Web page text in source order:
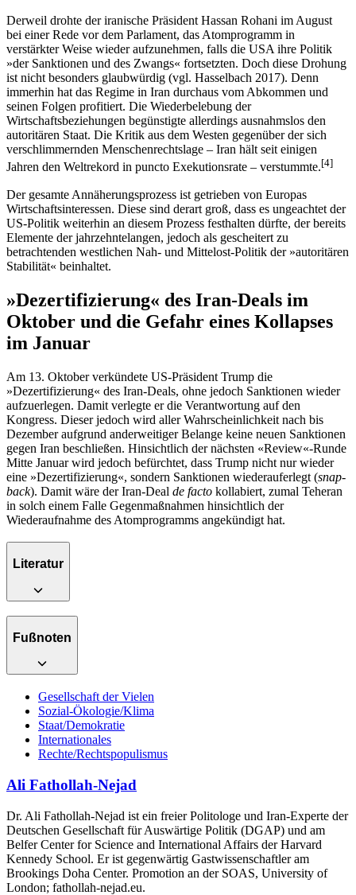
Derweil drohte der iranische Präsident Hassan Rohani im August
bei einer Rede vor dem Parlament, das Atomprogramm in
verstärkter Weise wieder aufzunehmen, falls die USA ihre Politik
»der Sanktionen und des Zwangs« fortsetzten. Doch diese Drohung
ist nicht besonders glaubwürdig (vgl. Hasselbach 2017). Denn
immerhin hat das Regime in Iran durchaus vom Abkommen und
seinen Folgen profitiert. Die Wiederbelebung der
Wirtschaftsbeziehungen begünstigte allerdings ausnahmslos den
autoritären Staat. Die Kritik aus dem Westen gegenüber der sich
verschlimmernden Menschenrechtslage – Iran hält seit einigen
Jahren den Weltrekord in puncto Exekutionsrate – verstummte.[4]
Der gesamte Annäherungsprozess ist getrieben von Europas
Wirtschaftsinteressen. Diese sind derart groß, dass es ungeachtet der
US-Politik weiterhin an diesem Prozess festhalten dürfte, der bereits
Elemente der jahrzehntelangen, jedoch als gescheitert zu
betrachtenden westlichen Nah- und Mittelost-Politik der »autoritären
Stabilität« beinhaltet.
»Dezertifizierung« des Iran-Deals im
Oktober und die Gefahr eines Kollapses
im Januar
Am 13. Oktober verkündete US-Präsident Trump die
»Dezertifizierung« des Iran-Deals, ohne jedoch Sanktionen wieder
aufzuerlegen. Damit verlegte er die Verantwortung auf den
Kongress. Dieser jedoch wird aller Wahrscheinlichkeit nach bis
Dezember aufgrund anderweitiger Belange keine neuen Sanktionen
gegen Iran beschließen. Hinsichtlich der nächsten «Review«-Runde
Mitte Januar wird jedoch befürchtet, dass Trump nicht nur wieder
eine »Dezertifizierung«, sondern Sanktionen wiederauferlegt (snap-
back). Damit wäre der Iran-Deal de facto kollabiert, zumal Teheran
in solch einem Falle Gegenmaßnahmen hinsichtlich der
Wiederaufnahme des Atomprogramms angekündigt hat.
Literatur
Fußnoten
Gesellschaft der Vielen
Sozial-Ökologie/Klima
Staat/Demokratie
Internationales
Rechte/Rechtspopulismus
Ali Fathollah-Nejad
Dr. Ali Fathollah-Nejad ist ein freier Politologe und Iran-Experte der
Deutschen Gesellschaft für Auswärtige Politik (DGAP) und am
Belfer Center for Science and International Affairs der Harvard
Kennedy School. Er ist gegenwärtig Gastwissenschaftler am
Brookings Doha Center. Promotion an der SOAS, University of
London; fathollah-nejad.eu.